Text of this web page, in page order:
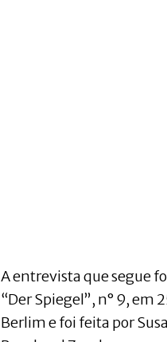
A entrevista que segue
“Der Spiegel”, n° 9, em
Berlim e foi feita por